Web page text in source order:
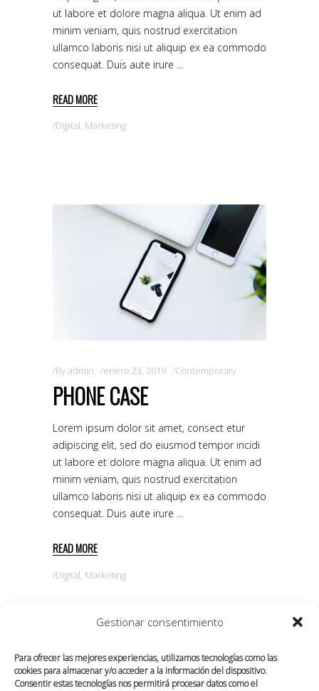
Gestionar consentimiento
Para ofrecer las mejores experiencias, utilizamos tecnologías como las
cookies para almacenar y/o acceder a la información del dispositivo.
Consentir estas tecnologías nos permitirá procesar datos como el
ut labore et dolore magna aliqua. Ut enim ad
minim veniam, quis nostrud exercitation
ullamco laboris nisi ut aliquip ex ea commodo
consequat. Duis aute irure
READ MORE
Digital, Marketing
Byadmin enero 23, 2019 Contemporary
PHONE CASE
Lorem ipsum dolor sit amet, consect etur
adipiscing elit, sed do eiusmod tempor incidi
ut labore et dolore magna aliqua. Ut enim ad
minim veniam, quis nostrud exercitation
ullamco laboris nisi ut aliquip ex ea commodo
consequat. Duis aute irure
READ MORE
Digital Marketing